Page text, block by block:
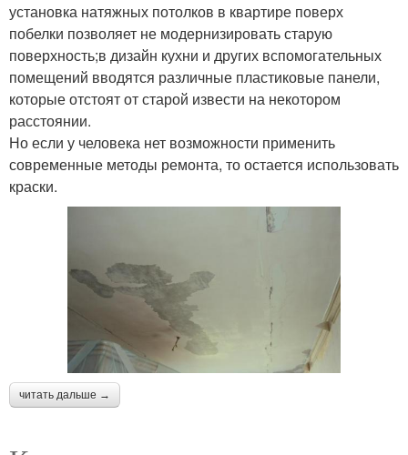
установка натяжных потолков в квартире поверх
побелки позволяет не модернизировать старую
поверхность;в дизайн кухни и других вспомогательных
помещений вводятся различные пластиковые панели,
которые отстоят от старой извести на некотором
расстоянии.
Но если у человека нет возможности применить
современные методы ремонта, то остается использовать
краски.
читать дальше →